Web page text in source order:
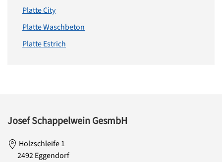
Platte City
Platte Waschbeton
Platte Estrich
Josef Schappelwein GesmbH
Holzschleife 1
2492 Eggendorf